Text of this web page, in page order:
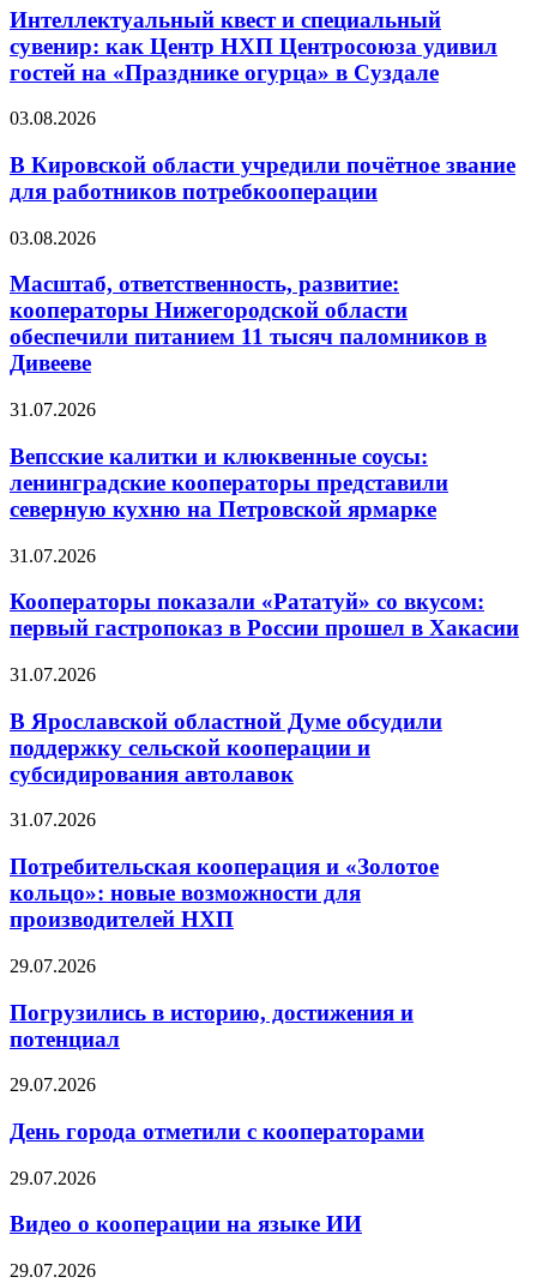
Интеллектуальный квест и специальный
сувенир: как Центр НХП Центросоюза удивил
гостей на «Празднике огурца» в Суздале
03.08.2026
В Кировской области учредили почётное звание
для работников потребкооперации
03.08.2026
Масштаб, ответственность, развитие:
кооператоры Нижегородской области
обеспечили питанием 11 тысяч паломников в
Дивееве
31.07.2026
Вепсские калитки и клюквенные соусы:
ленинградские кооператоры представили
северную кухню на Петровской ярмарке
31.07.2026
Кооператоры показали «Рататуй» со вкусом:
первый гастропоказ в России прошел в Хакасии
31.07.2026
В Ярославской областной Думе обсудили
поддержку сельской кооперации и
субсидирования автолавок
31.07.2026
Потребительская кооперация и «Золотое
кольцо»: новые возможности для
производителей НХП
29.07.2026
Погрузились в историю, достижения и
потенциал
29.07.2026
День города отметили с кооператорами
29.07.2026
Видео о кооперации на языке ИИ
29.07.2026